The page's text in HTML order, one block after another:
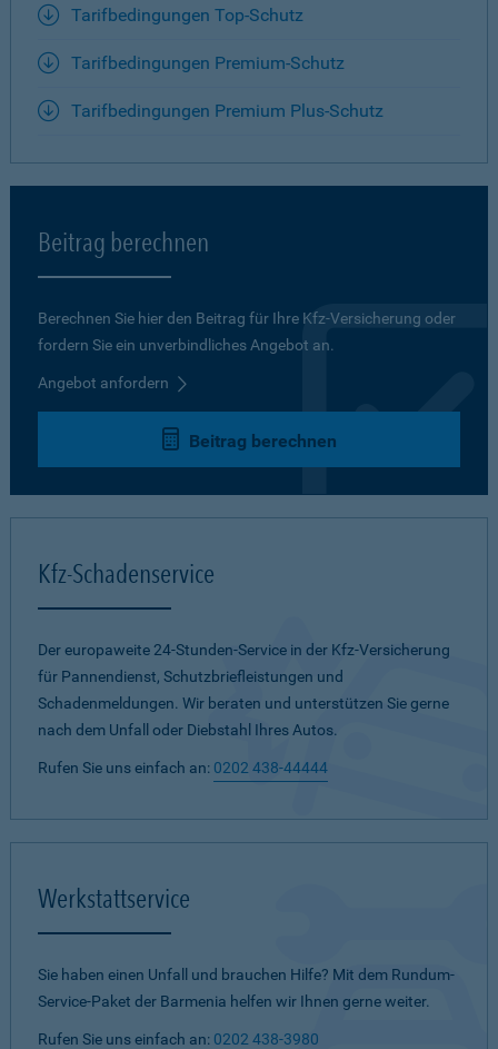
Tarifbedingungen Top-Schutz
Tarifbedingungen Premium-Schutz
Tarifbedingungen Premium Plus-Schutz
Beitrag berechnen
Berechnen Sie hier den Beitrag für Ihre Kfz-Versicherung oder
fordern Sie ein unverbindliches Angebot an.
Angebot anfordern
Beitrag berechnen
Kfz-Schadenservice
Der europaweite 24-Stunden-Service in der Kfz-Versicherung
für Pannendienst, Schutzbriefleistungen und
Schadenmeldungen. Wir beraten und unterstützen Sie gerne
nach dem Unfall oder Diebstahl Ihres Autos.
Rufen Sie uns einfach an: 0202 438-44444
Werkstattservice
Sie haben einen Unfall und brauchen Hilfe? Mit dem Rundum-
Service-Paket der Barmenia helfen wir Ihnen gerne weiter.
Rufen Sie uns einfach an: 0202 438-3980